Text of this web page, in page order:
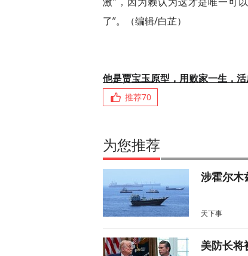
了”。（编辑/白芷）
他是贾宝玉原型，用败家一生，
推荐70
为您推荐
涉霍尔木
天下事
美防长将